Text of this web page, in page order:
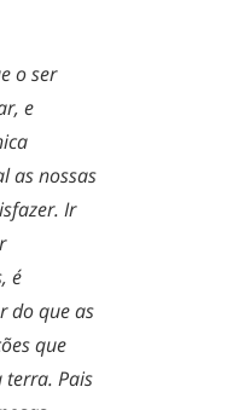
o ser
e
as nossas
Ir
é
do que as
que
terra. Pais